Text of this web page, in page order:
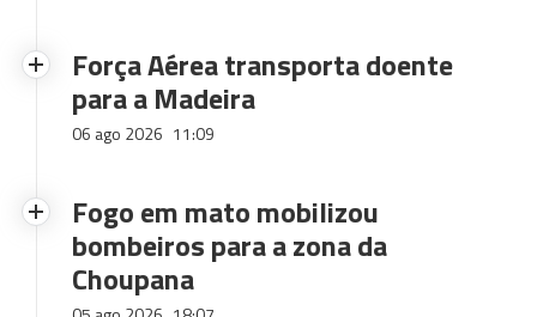
Força Aérea transporta doente
para a Madeira
06 ago 2026 11:09
Fogo em mato mobilizou
bombeiros para a zona da
Choupana